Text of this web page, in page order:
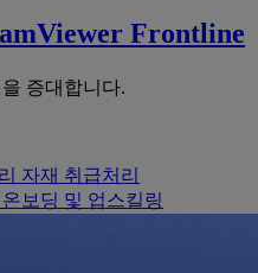
Frontline
증대합니다.
자재 취급처리
보딩 및 업스킬링